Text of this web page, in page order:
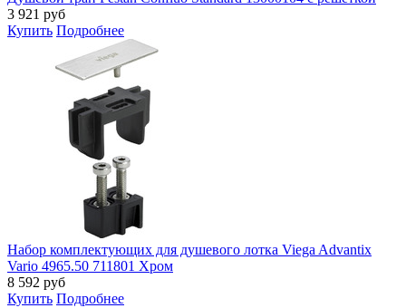
3 921 руб
Купить Подробнее
Набор комплектующих для душевого лотка Viega Advantix
Vario 4965.50 711801 Хром
8 592 руб
Купить Подробнее